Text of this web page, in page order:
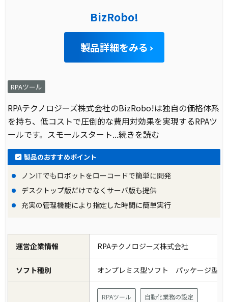
BizRobo!
製品詳細をみる
RPAツール
RPAテクノロジーズ株式会社のBizRobo!は独自の価格体系
を持ち、低コストで圧倒的な費用対効果を実現するRPAツ
ールです。スモールスタート...続きを読む
製品のおすすめポイント
ノンITでもロボットをローコードで簡単に開発
デスクトップ版だけでなくサーバ版も提供
充実の管理機能により指定した時間に簡単実行
運営企業情報 RPAテクノロジーズ株式会社
ソフト種別 オンプレミス型ソフト パッケージ型
RPAツール 自動化業務の設定